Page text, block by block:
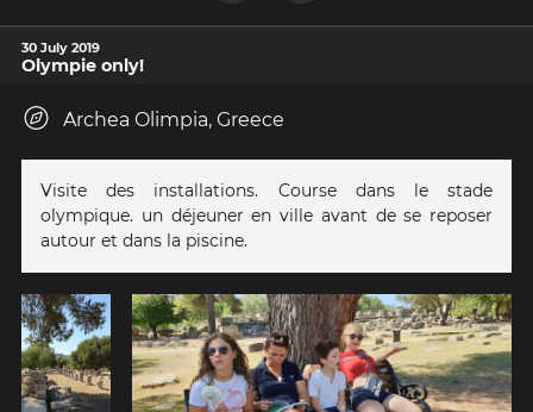
30 July 2019
Olympie only!
Archea Olimpia, Greece
Visite des installations. Course dans le stade
olympique. un déjeuner en ville avant de se reposer
autour et dans la piscine.